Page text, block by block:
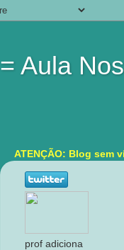
= Aula
ATENÇÃO: Blog sem
prof adiciona